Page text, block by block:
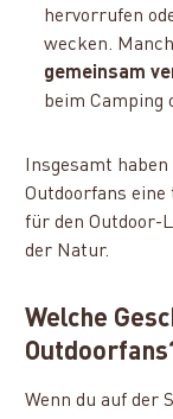
hervorrufen
wecken.
gemeinsam
beim Camping
Insgesamt
Outdoorfans eine
für den Outdoor-
der Natur.
Welche
Wenn du auf der